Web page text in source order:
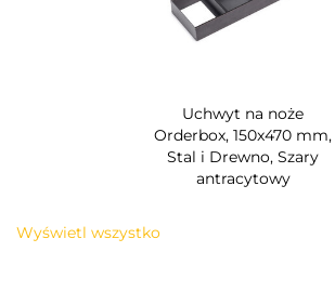
Uchwyt na noże
Orderbox, 150x470 mm,
Stal i Drewno, Szary
antracytowy
Wyświetl wszystko